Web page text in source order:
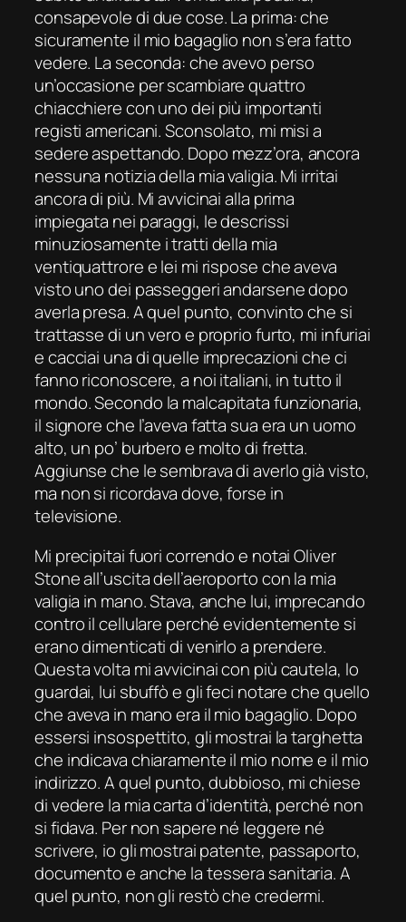
consapevole di due cose. La prima: che
sicuramente il mio bagaglio non s’era fatto
vedere. La seconda: che avevo perso
un’occasione per scambiare quattro
chiacchiere con uno dei più importanti
registi americani. Sconsolato, mi misi a
sedere aspettando. Dopo mezz’ora, ancora
nessuna notizia della mia valigia. Mi irritai
ancora di più. Mi avvicinai alla prima
impiegata nei paraggi, le descrissi
minuziosamente i tratti della mia
ventiquattrore e lei mi rispose che aveva
visto uno dei passeggeri andarsene dopo
averla presa. A quel punto, convinto che si
trattasse di un vero e proprio furto, mi infuriai
e cacciai una di quelle imprecazioni che ci
fanno riconoscere, a noi italiani, in tutto il
mondo. Secondo la malcapitata funzionaria,
il signore che l’aveva fatta sua era un uomo
alto, un po’ burbero e molto di fretta.
Aggiunse che le sembrava di averlo già visto,
ma non si ricordava dove, forse in
televisione.
Mi precipitai fuori correndo e notai Oliver
Stone all’uscita dell’aeroporto con la mia
valigia in mano. Stava, anche lui, imprecando
contro il cellulare perché evidentemente si
erano dimenticati di venirlo a prendere.
Questa volta mi avvicinai con più cautela, lo
guardai, lui sbuffò e gli feci notare che quello
che aveva in mano era il mio bagaglio. Dopo
essersi insospettito, gli mostrai la targhetta
che indicava chiaramente il mio nome e il mio
indirizzo. A quel punto, dubbioso, mi chiese
di vedere la mia carta d’identità, perché non
si fidava. Per non sapere né leggere né
scrivere, io gli mostrai patente, passaporto,
documento e anche la tessera sanitaria. A
quel punto, non gli restò che credermi.